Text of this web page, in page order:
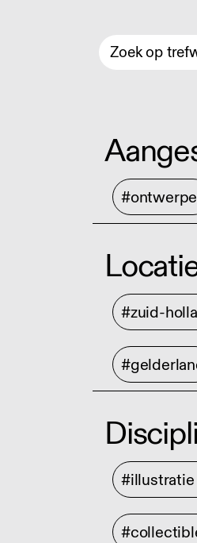
#zuid-
#illustratie